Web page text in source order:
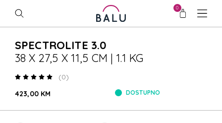
0
SPECTROLITE 3.0
38 X 27,5 X 11,5 CM | 1.1 KG
(0)
423,00 KM
DOSTUPNO